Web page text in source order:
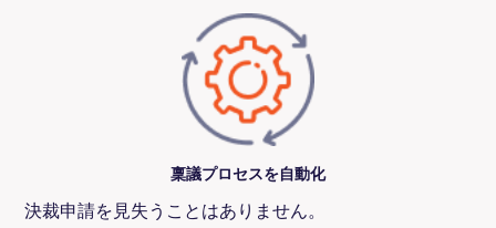
稟議プロセスを自動化
決裁申請を見失うことはありません。